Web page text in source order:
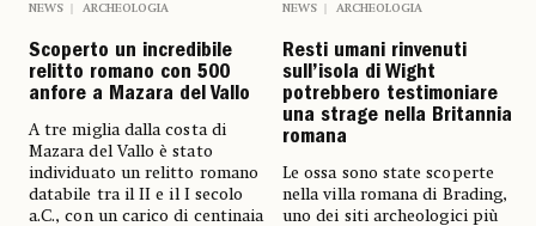
NEWS ARCHEOLOGIA
Scoperto un incredibile
relitto romano con 500
anfore a Mazara del Vallo
A tre miglia dalla costa di
Mazara del Vallo è stato
individuato un relitto romano
databile tra il II e il I secolo
a.C., con un carico di centinaia
NEWS ARCHEOLOGIA
Resti umani rinvenuti
sull’isola di Wight
potrebbero testimoniare
una strage nella Britannia
romana
Le ossa sono state scoperte
nella villa romana di Brading,
uno dei siti archeologici più